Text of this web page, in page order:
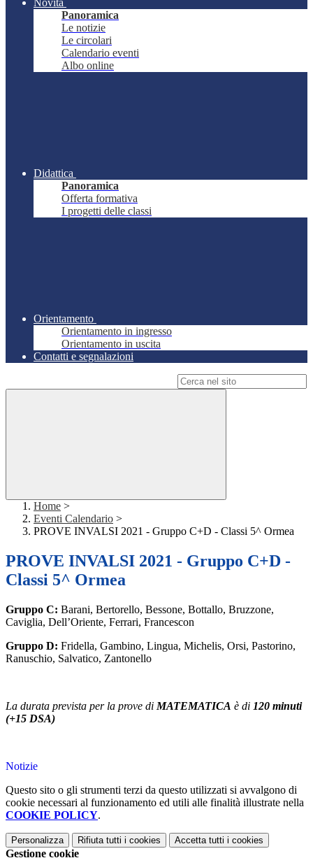
Novità
Panoramica
Le notizie
Le circolari
Calendario eventi
Albo online
Didattica
Panoramica
Offerta formativa
I progetti delle classi
Orientamento
Orientamento in ingresso
Orientamento in uscita
Contatti e segnalazioni
Home >
Eventi Calendario >
PROVE INVALSI 2021 - Gruppo C+D - Classi 5^ Ormea
PROVE INVALSI 2021 - Gruppo C+D -
Classi 5^ Ormea
Gruppo C: Barani, Bertorello, Bessone, Bottallo, Bruzzone,
Caviglia, Dell’Oriente, Ferrari, Francescon
Gruppo D: Fridella, Gambino, Lingua, Michelis, Orsi, Pastorino,
Ranuschio, Salvatico, Zantonello
La durata prevista per la prove di MATEMATICA è di 120 minuti
(+15 DSA)
Notizie
Questo sito o gli strumenti terzi da questo utilizzati si avvalgono di
cookie necessari al funzionamento ed utili alle finalità illustrate nella
COOKIE POLICY.
Personalizza Rifiuta tutti i cookies Accetta tutti i cookies
Gestione cookie